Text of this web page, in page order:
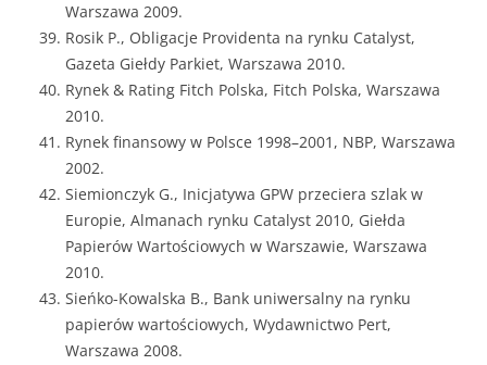
Warszawa 2009.
Rosik P., Obligacje Providenta na rynku Catalyst,
Gazeta Giełdy Parkiet, Warszawa 2010.
Rynek & Rating Fitch Polska, Fitch Polska, Warszawa
2010.
Rynek finansowy w Polsce 1998–2001, NBP, Warszawa
2002.
Siemionczyk G., Inicjatywa GPW przeciera szlak w
Europie, Almanach rynku Catalyst 2010, Giełda
Papierów Wartościowych w Warszawie, Warszawa
2010.
Sieńko-Kowalska B., Bank uniwersalny na rynku
papierów wartościowych, Wydawnictwo Pert,
Warszawa 2008.